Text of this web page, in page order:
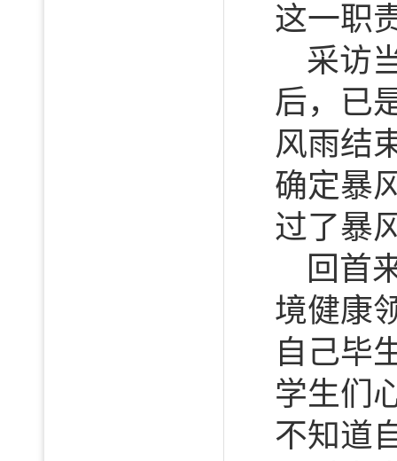
这一职
采访
后，已
风雨结
确定暴
过了暴
回首
境健康
自己毕
学生们
不知道